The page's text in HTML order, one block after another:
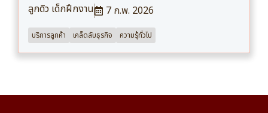
ลูกดิว เด็กฝึกงาน
7 ก.พ. 2026
บริการลูกค้า เคล็ดลับธุรกิจ ความรุ้ทั่วไป